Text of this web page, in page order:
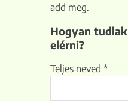
add meg.
Hogyan tudlak
elérni?
Teljes neved *